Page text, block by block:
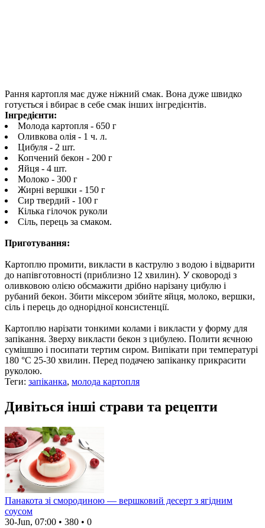
Рання картопля має дуже ніжний смак. Вона дуже швидко
готується і вбирає в себе смак інших інгредієнтів.
Інгредієнти:
Молода картопля - 650 г
Оливкова олія - 1 ч. л.
Цибуля - 2 шт.
Копчений бекон - 200 г
Яйця - 4 шт.
Молоко - 300 г
Жирні вершки - 150 г
Сир твердий - 100 г
Кілька гілочок руколи
Сіль, перець за смаком.
Приготування:
Картоплю промити, викласти в каструлю з водою і відварити
до напівготовності (приблизно 12 хвилин). У сковороді з
оливковою олією обсмажити дрібно нарізану цибулю і
рубаний бекон. Збити міксером збийте яйця, молоко, вершки,
сіль і перець до однорідної консистенції.
Картоплю нарізати тонкими колами і викласти у форму для
запікання. Зверху викласти бекон з цибулею. Полити яєчною
сумішшю і посипати тертим сиром. Випікати при температурі
180 °C 25-30 хвилин. Перед подачею запіканку прикрасити
руколою.
Теги: запіканка, молода картопля
Дивіться інші страви та рецепти
Панакота зі смородиною — вершковий десерт з ягідним
соусом
30-Jun, 07:00 • 380 • 0